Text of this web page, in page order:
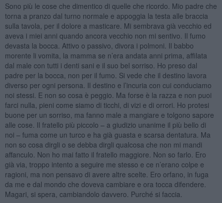
Sono più le cose che dimentico di quelle che ricordo. Mio padre che
torna a pranzo dal turno normale e appoggia la testa alle braccia
sulla tavola, per il dolore a masticare. Mi sembrava già vecchio ed
aveva i miei anni quando ancora vecchio non mi sentivo. Il fumo
devasta la bocca. Attivo o passivo, divora i polmoni. Il babbo
morente li vomita, la mamma se n’era andata anni prima, affilata
dal male con tutti i denti sani e il suo bel sorriso. Ho preso dal
padre per la bocca, non per il fumo. Si vede che il destino lavora
diverso per ogni persona. Il destino e l’incuria con cui conduciamo
noi stessi. E non so cosa è peggio. Ma forse è la razza e non puoi
farci nulla, pieni come siamo di ticchi, di vizi e di orrori. Ho protesi
buone per un sorriso, ma fanno male a mangiare e tolgono sapore
alle cose. Il fratello più piccolo – a giudizio unanime il più bello di
noi – fuma come un turco e ha già guasta e scarsa dentatura. Ma
non so cosa dirgli o se debba dirgli qualcosa che non mi mandi
affanculo. Non ho mai fatto il fratello maggiore. Non so farlo. Ero
già via, troppo intento a seguire me stesso e ce n’erano colpe e
ragioni, ma non pensavo di avere altre scelte. Ero orfano, in fuga
da me e dal mondo che doveva cambiare e ora tocca difendere.
Magari, si spera, cambiandolo davvero. Purché si faccia.